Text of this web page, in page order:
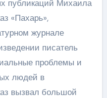
публикаций Михаила
«Пахарь»,
журнале
писатель
проблемы и
людей в
вызвал большой